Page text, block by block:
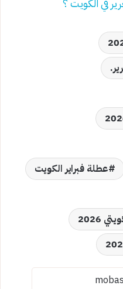
في الكويت ؟
عطلة فبراير الكويت
2026